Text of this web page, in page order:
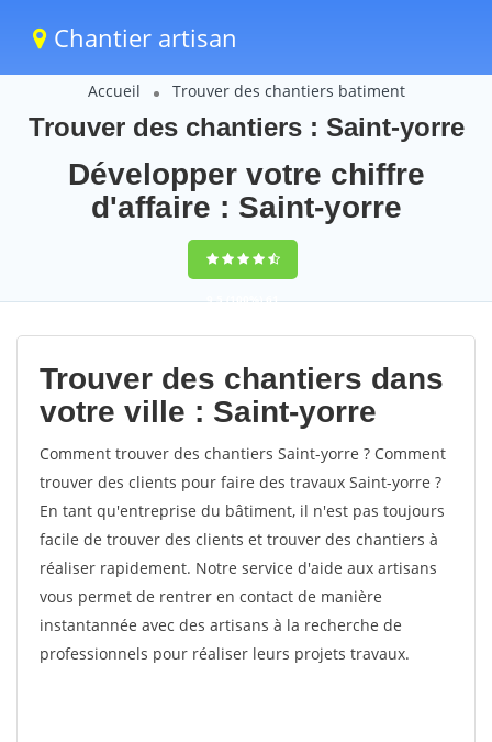
Chantier artisan
Accueil Trouver des chantiers batiment
Trouver des chantiers : Saint-yorre
Développer votre chiffre
d'affaire : Saint-yorre
9,5(100%)61
votes
Trouver des chantiers dans
votre ville : Saint-yorre
Comment trouver des chantiers Saint-yorre ? Comment
trouver des clients pour faire des travaux Saint-yorre ?
En tant qu'entreprise du bâtiment, il n'est pas toujours
facile de trouver des clients et trouver des chantiers à
réaliser rapidement. Notre service d'aide aux artisans
vous permet de rentrer en contact de manière
instantannée avec des artisans à la recherche de
professionnels pour réaliser leurs projets travaux.